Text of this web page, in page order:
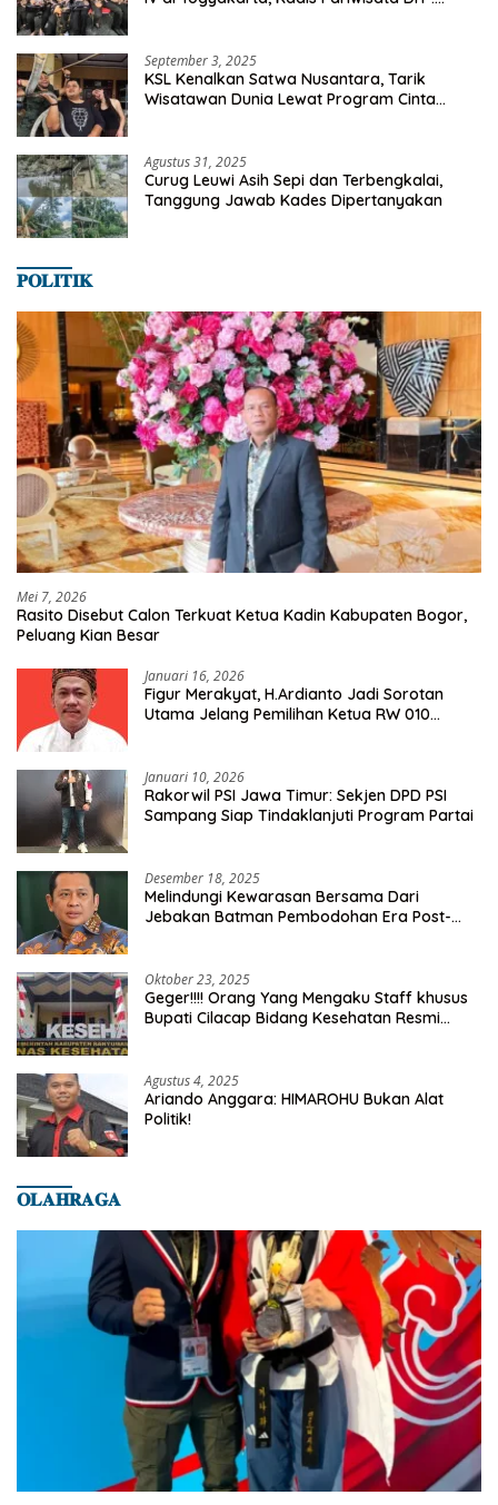
September 3, 2025
KSL Kenalkan Satwa Nusantara, Tarik
Wisatawan Dunia Lewat Program Cinta
Agustus 31, 2025
Curug Leuwi Asih Sepi dan Terbengkalai,
Tanggung Jawab Kades Dipertanyakan
𝐏𝐎𝐋𝐈𝐓𝐈𝐊
Mei 7, 2026
Rasito Disebut Calon Terkuat Ketua Kadin Kabupaten Bogor,
Peluang Kian Besar
Januari 16, 2026
Figur Merakyat, H.Ardianto Jadi Sorotan
Utama Jelang Pemilihan Ketua RW 010
Januari 10, 2026
Rakorwil PSI Jawa Timur: Sekjen DPD PSI
Sampang Siap Tindaklanjuti Program Partai
Desember 18, 2025
Melindungi Kewarasan Bersama Dari
Jebakan Batman Pembodohan Era Post-
Oktober 23, 2025
Geger!!!! Orang Yang Mengaku Staff khusus
Bupati Cilacap Bidang Kesehatan Resmi
Agustus 4, 2025
Ariando Anggara: HIMAROHU Bukan Alat
Politik!
𝐎𝐋𝐀𝐇𝐑𝐀𝐆𝐀